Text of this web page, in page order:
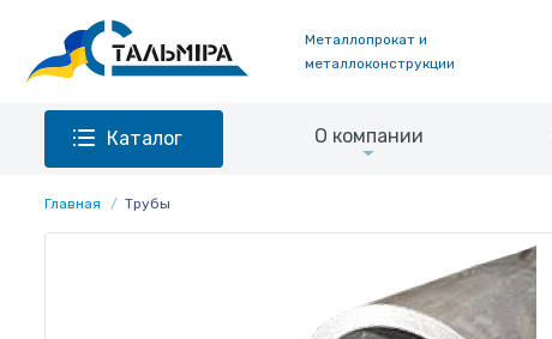
Металлопрокат и
металлоконструкции
Каталог О компании
Главная Трубы